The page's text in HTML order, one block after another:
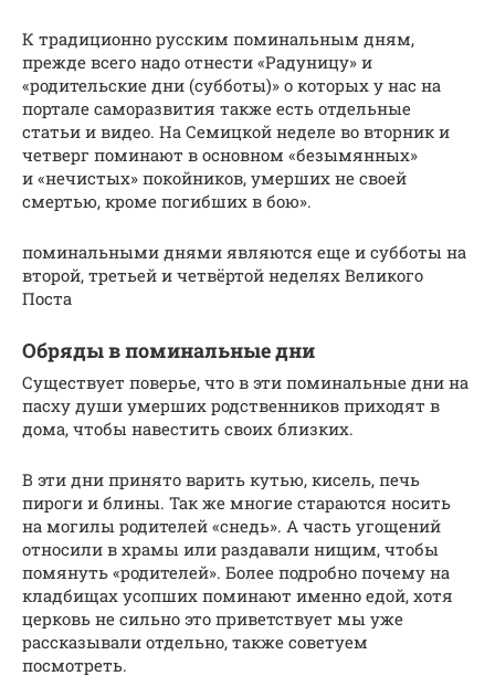
К традиционно русским поминальным дням,
прежде всего надо отнести «Радуницу» и
«родительские дни (субботы)» о которых у нас на
портале саморазвития также есть отдельные
статьи и видео. На Семицкой неделе во вторник и
четверг поминают в основном «безымянных»
и «нечистых» покойников, умерших не своей
смертью, кроме погибших в бою».
поминальными днями являются еще и субботы на
второй, третьей и четвёртой неделях Великого
Поста
Обряды в поминальные дни
Существует поверье, что в эти поминальные дни на
пасху души умерших родственников приходят в
дома, чтобы навестить своих близких.
В эти дни принято варить кутью, кисель, печь
пироги и блины. Так же многие стараются носить
на могилы родителей «снедь». А часть угощений
относили в храмы или раздавали нищим, чтобы
помянуть «родителей». Более подробно почему на
кладбищах усопших поминают именно едой, хотя
церковь не сильно это приветствует мы уже
рассказывали отдельно, также советуем
посмотреть.